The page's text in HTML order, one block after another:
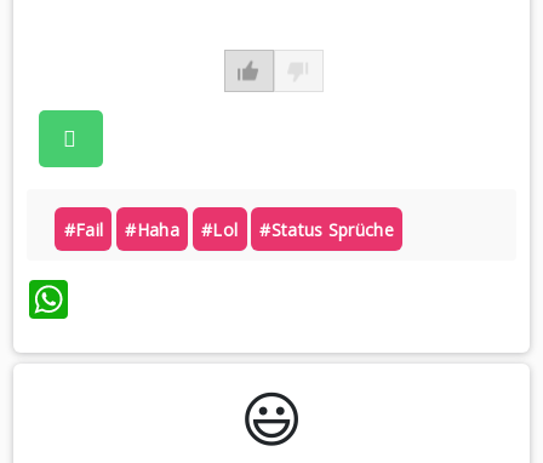
#fail #haha #lol #status Sprüche
WhatsApp
😃️